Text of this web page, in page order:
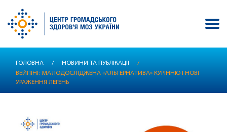
ГОЛОВНА / НОВИНИ ТА ПУБЛІКАЦІЇ
/
ВЕЙПІНГ: МАЛОДОСЛІДЖЕНА «АЛЬТЕРНАТИВА» КУРІННЮ І НОВІ
УРАЖЕННЯ ЛЕГЕНЬ